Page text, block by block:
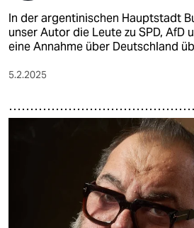
In der argentinischen Hauptstadt
unser Autor die Leute zu SPD, AfD
eine Annahme über Deutschland
5.2.2025